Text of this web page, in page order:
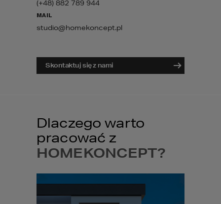
(+48) 882 789 944
MAIL
studio@homekoncept.pl
Skontaktuj się z nami
Dlaczego warto
pracować z
HOMEKONCEPT?